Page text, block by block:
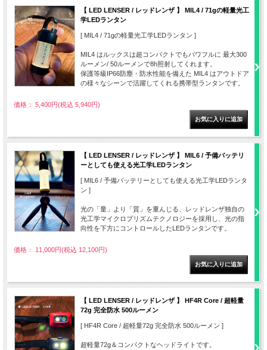
【 LED LENSER / レッドレンザ 】 MIL4 / 71gの軽量光工
学LEDランタン
[ MIL4 / 71gの軽量光工学LEDランタン ]
MIL4 はルックスは超コンパクトでもパワフルに 最大300
ルーメン/ 50ルーメンで8h照射してくれます。
保護等級IP66防塵・防水性能を備えた MIL4 はアウトドア
の様々なシーンで活躍してくれる携帯型ランタンです。
価格： 5,400円(税込 5,940円)
【 LED LENSER / レッドレンザ 】 MIL6 / 予備バッテリ
ーとしても使える光工学LEDランタン
[ MIL6 / 予備バッテリーとしても使える光工学LEDランタ
ン ]
光の「量」より「質」を重んじる、レッドレンザ独自の
光工学マイクロプリズムテクノロジーを採用し、光の指
向性を下方にコントロールしたLEDランタンです。
価格： 11,000円(税込 12,100円)
【 LED LENSER / レッドレンザ 】 HF4R Core / 超軽量
72g 完全防水 500ルーメン
[ HF4R Core / 超軽量72g 完全防水 500ルーメン ]
超軽量72g＆コンパクトなヘッドライトです。